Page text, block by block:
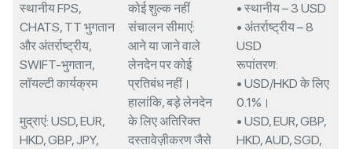
स्थानीय FPS,
CHATS, TT भुगतान
और अंतर्राष्ट्रीय,
SWIFT-भुगतान,
लॉयल्टी कार्यक्रम
मुद्राएं: USD, EUR,
HKD, GBP, JPY,
कोई शुल्क नहीं
संचालन सीमाएं:
आने या जाने वाले
लेनदेन पर कोई
प्रतिबंध नहीं।
हालांकि, बड़े लेनदेन
के लिए अतिरिक्त
दस्तावेज़ीकरण जैसे
• स्थानीय – 3 USD
• अंतर्राष्ट्रीय – 8
USD
रूपांतरण:
• USD/HKD के लिए
0.1%।
• USD, EUR, GBP,
HKD, AUD, SGD,